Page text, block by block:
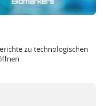
zu technologischen